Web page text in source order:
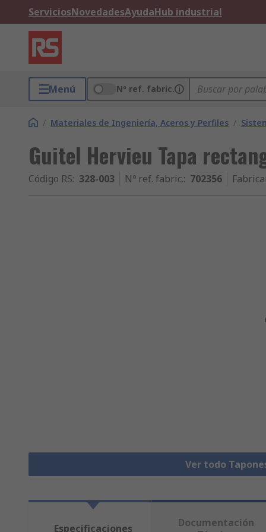
ServiciosNovedadesAyudaHub industrial
Menú Nº ref. fabric.
/ Materiales de Ingeniería, Aceros y Perfiles /
Guitel Hervieu Tapa
Código RS: 328-003 Nº ref. fabric.: 702356
Ver todo
Especificaciones
Documentación